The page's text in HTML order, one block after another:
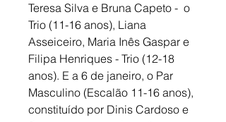
Teresa Silva e Bruna Capeto -  o
Trio (11-16 anos), Liana
Asseiceiro, Maria Inês Gaspar e
Filipa Henriques - Trio (12-18
anos). E a 6 de janeiro, o Par
Masculino (Escalão 11-16 anos),
constituído por Dinis Cardoso e